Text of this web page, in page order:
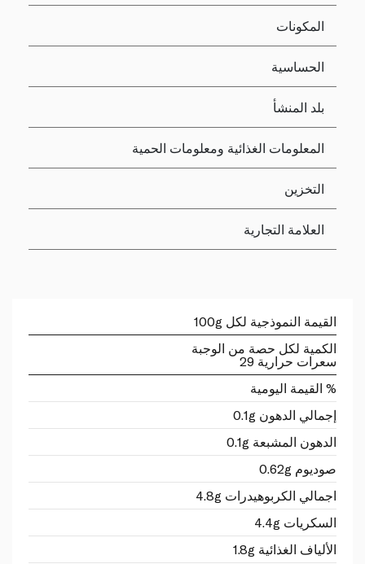
المكونات
الحساسية
بلد المنشأ
المعلومات الغذائية ومعلومات الحمية
التخزين
العلامة التجارية
القيمة النموذجية لكل 100g
الكمية لكل حصة من الوجبة
سعرات حرارية 29
% القيمة اليومية
إجمالي الدهون 0.1g
الدهون المشبعة 0.1g
صوديوم 0.62g
اجمالي الكربوهيدرات 4.8g
السكريات 4.4g
الألياف الغذائية 1.8g